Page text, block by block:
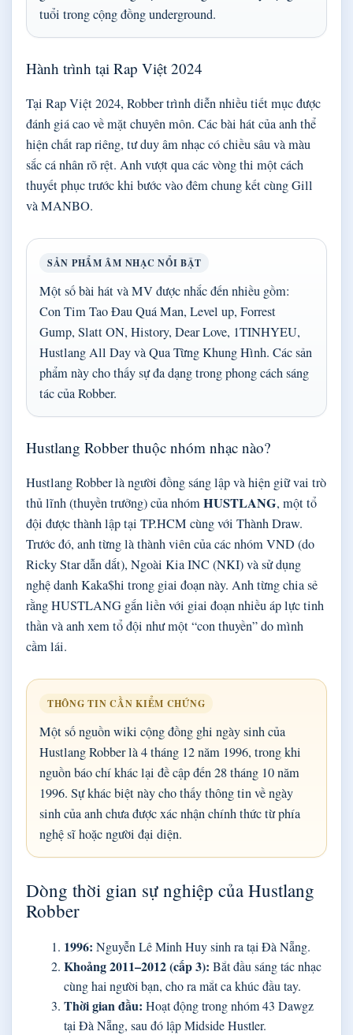
tuổi trong cộng đồng underground.
Hành trình tại Rap Việt 2024
Tại Rap Việt 2024, Robber trình diễn nhiều tiết mục được
đánh giá cao về mặt chuyên môn. Các bài hát của anh thể
hiện chất rap riêng, tư duy âm nhạc có chiều sâu và màu
sắc cá nhân rõ rệt. Anh vượt qua các vòng thi một cách
thuyết phục trước khi bước vào đêm chung kết cùng Gill
và MANBO.
SẢN PHẨM ÂM NHẠC NỔI BẬT
Một số bài hát và MV được nhắc đến nhiều gồm:
Con Tim Tao Đau Quá Man, Level up, Forrest
Gump, Slatt ON, History, Dear Love, 1TINHYEU,
Hustlang All Day và Qua Từng Khung Hình. Các sản
phẩm này cho thấy sự đa dạng trong phong cách sáng
tác của Robber.
Hustlang Robber thuộc nhóm nhạc nào?
Hustlang Robber là người đồng sáng lập và hiện giữ vai trò
thủ lĩnh (thuyền trưởng) của nhómHUSTLANG, một tổ
đội được thành lập tại TP.HCM cùng với Thành Draw.
Trước đó, anh từng là thành viên của các nhóm VND (do
Ricky Star dẫn dắt), Ngoài Kia INC (NKI) và sử dụng
nghệ danh Kaka$hi trong giai đoạn này. Anh từng chia sẻ
rằng HUSTLANG gắn liền với giai đoạn nhiều áp lực tinh
thần và anh xem tổ đội như một “con thuyền” do mình
cầm lái.
THÔNG TIN CẦN KIỂM CHỨNG
Một số nguồn wiki cộng đồng ghi ngày sinh của
Hustlang Robber là 4 tháng 12 năm 1996, trong khi
nguồn báo chí khác lại đề cập đến 28 tháng 10 năm
1996. Sự khác biệt này cho thấy thông tin về ngày
sinh của anh chưa được xác nhận chính thức từ phía
nghệ sĩ hoặc người đại diện.
Dòng thời gian sự nghiệp của Hustlang
Robber
1996: Nguyễn Lê Minh Huy sinh ra tại Đà Nẵng.
Khoảng 2011–2012 (cấp 3): Bắt đầu sáng tác nhạc
cùng hai người bạn, cho ra mắt ca khúc đầu tay.
Thời gian đầu: Hoạt động trong nhóm 43 Dawgz
tại Đà Nẵng, sau đó lập Midside Hustler.